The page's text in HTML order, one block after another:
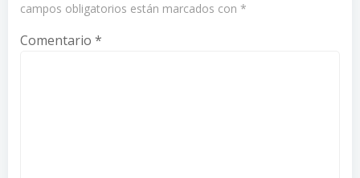
campos obligatorios están marcados con *
Comentario *